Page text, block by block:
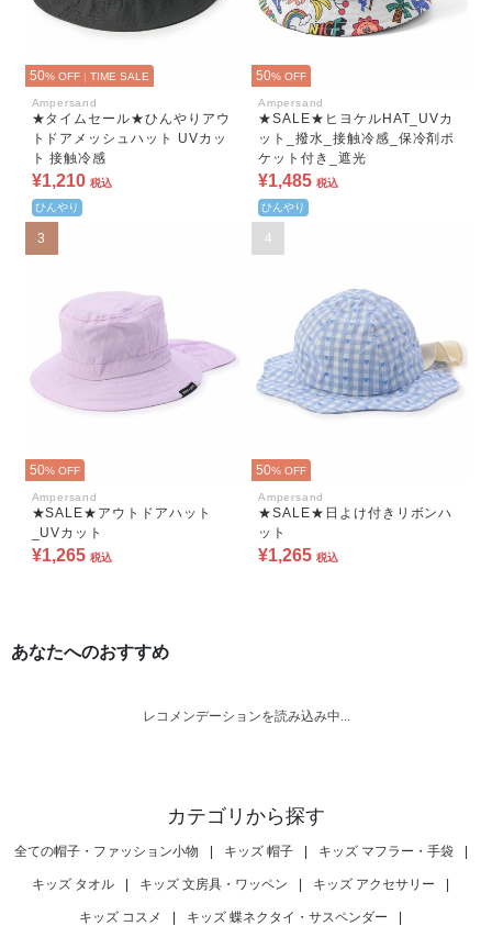
50% OFF | TIME SALE
Ampersand
★タイムセール★ひんやりアウ
トドアメッシュハット UVカッ
ト 接触冷感
¥1,210 税込
ひんやり
50% OFF
Ampersand
★SALE★ヒヨケルHAT_UVカ
ット_撥水_接触冷感_保冷剤ポ
ケット付き_遮光
¥1,485 税込
ひんやり
3
50% OFF
Ampersand
★SALE★アウトドアハット
_UVカット
¥1,265 税込
4
50% OFF
Ampersand
★SALE★日よけ付きリボンハ
ット
¥1,265 税込
あなたへのおすすめ
レコメンデーションを読み込み中...
カテゴリから探す
全ての帽子・ファッション小物 | キッズ 帽子 | キッズ マフラー・手袋 |
キッズ タオル | キッズ 文房具・ワッペン | キッズ アクセサリー |
キッズ コスメ | キッズ 蝶ネクタイ・サスペンダー |